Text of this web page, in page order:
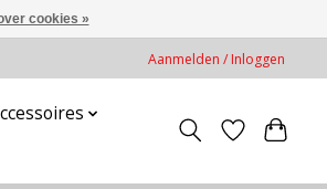
Aanmelden / Inloggen
cookies »